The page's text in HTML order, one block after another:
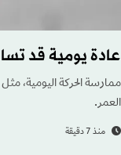
عادة يومية قد
ممارسة الحركة اليومية،
العمر.
منذ 7 دقيقة